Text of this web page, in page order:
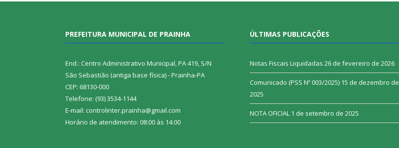
PREFEITURA MUNICIPAL DE PRAINHA
End.: Centro Administrativo Municipal, PA 419, S/N
São Sebastião (antiga base física) - Prainha-PA
CEP: 68130-000
Telefone: (93) 3534-1144
E-mail: controlinter.prainha@gmail.com
Horário de atendimento: 08:00 às 14:00
ÚLTIMAS PUBLICAÇÕES
Notas Fiscais Liquidadas 26 de fevereiro de 2026
Comunicado (PSS Nº 003/2025) 15 de dezembro de
2025
NOTA OFICIAL 1 de setembro de 2025